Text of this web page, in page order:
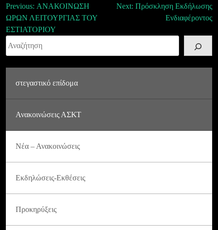
Πλοήγηση
άρθρων
Previous: ΑΝΑΚΟΙΝΩΣΗ
ΩΡΩΝ ΛΕΙΤΟΥΡΓΙΑΣ ΤΟΥ
ΕΣΤΙΑΤΟΡΙΟΥ
Next: Πρόσκληση Εκδήλωσης
Ενδιαφέροντος
Αναζήτηση
στεγαστικό επίδομα
Ανακοινώσεις ΑΣΚΤ
Νέα – Ανακοινώσεις
Εκδηλώσεις-Εκθέσεις
Προκηρύξεις